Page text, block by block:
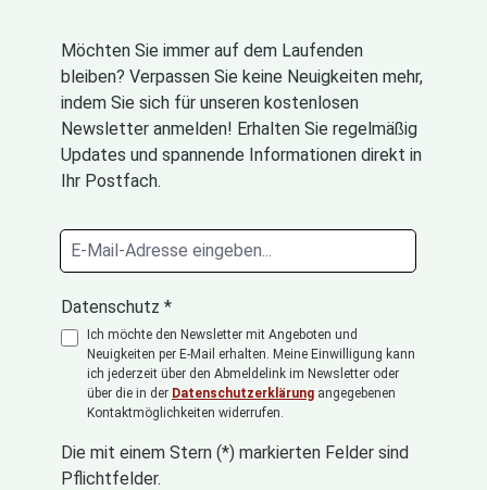
Möchten Sie immer auf dem Laufenden
bleiben? Verpassen Sie keine Neuigkeiten mehr,
indem Sie sich für unseren kostenlosen
Newsletter anmelden! Erhalten Sie regelmäßig
Updates und spannende Informationen direkt in
Ihr Postfach.
Datenschutz *
Ich möchte den Newsletter mit Angeboten und
Neuigkeiten per E-Mail erhalten. Meine Einwilligung kann
ich jederzeit über den Abmeldelink im Newsletter oder
über die in der Datenschutzerklärung angegebenen
Kontaktmöglichkeiten widerrufen.
Die mit einem Stern (*) markierten Felder sind
Pflichtfelder.